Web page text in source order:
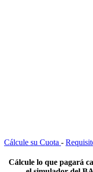
Cálcule su Cuota -
Cálcule lo que pagará